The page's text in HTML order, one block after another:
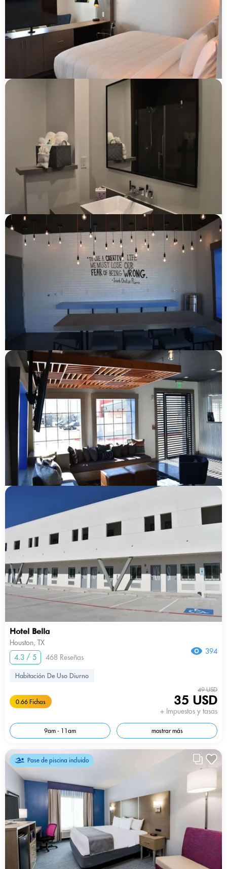
Hotel Bella
Houston, TX
4.3 / 5
468 Reseñas
394
Habitación De Uso Diurno
0.66 Fichas
49 USD
35 USD
+ Impuestos y tasas
9am - 11am mostrar más
Pase de piscina incluido